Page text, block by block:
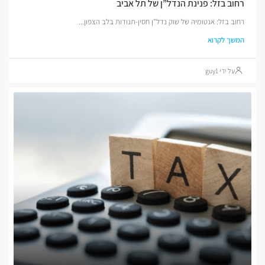
בזל: פנינת הנדל”ן של תל אביב
בזל: אנטומיה של שוק נדל"ן חסין-תנודות בלב הצפון...
לקרוא